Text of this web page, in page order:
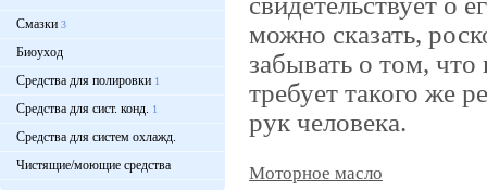
Смазки 3
Биоуход
Средства для полировки 1
Средства для сист. конд. 1
Средства для систем охлажд.
Чистящие/моющие средства
можно сказать,
забывать о том,
требует такого же
рук человека.
Моторное масло